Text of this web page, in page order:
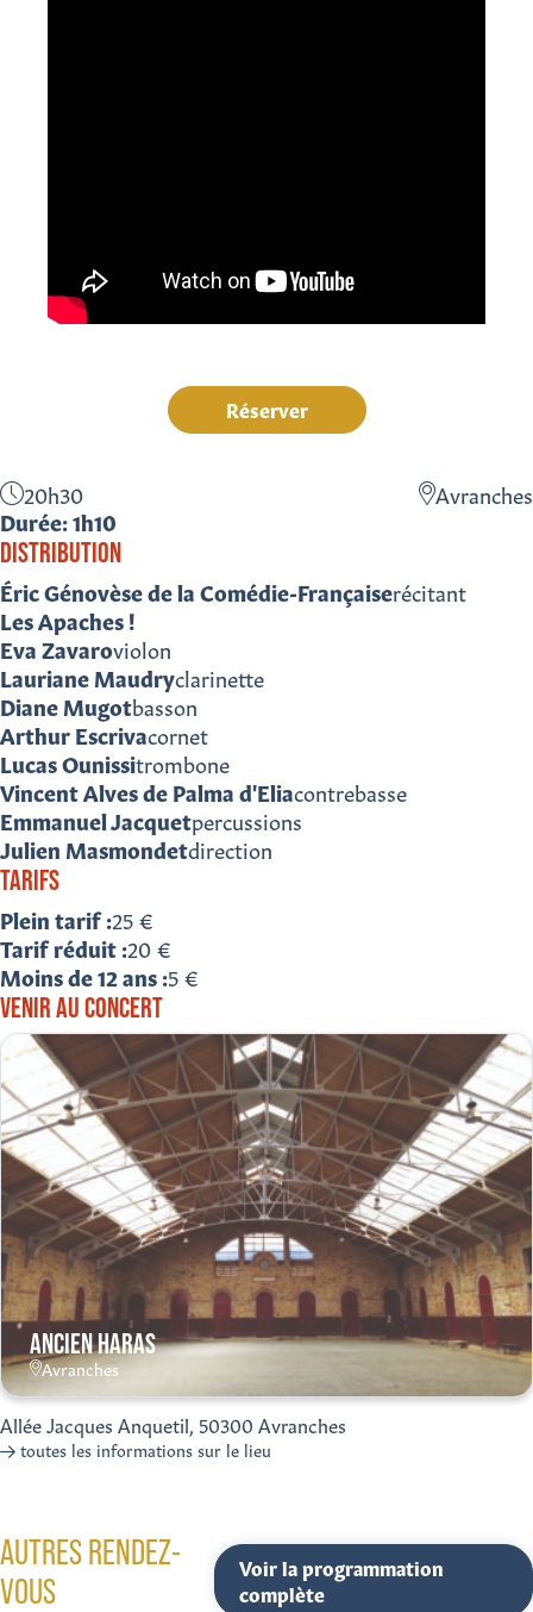
Réserver
20h30 Avranches
Durée: 1h10
DISTRIBUTION
Éric Génovèse de la Comédie-Françaiserécitant
Les Apaches !
Eva Zavaroviolon
Lauriane Maudryclarinette
Diane Mugotbasson
Arthur Escrivacornet
Lucas Ounissitrombone
Vincent Alves de Palma d'Eliacontrebasse
Emmanuel Jacquetpercussions
Julien Masmondetdirection
TARIFS
Plein tarif 25 €
Tarif réduit 20 €
Moins de 12 ans 5 €
VENIR AU CONCERT
ANCIEN HARAS
Avranches
Allée Jacques Anquetil, 50300 Avranches
toutes les informations sur le lieu
AUTRES RENDEZ-
VOUS
Voir la programmation
complète